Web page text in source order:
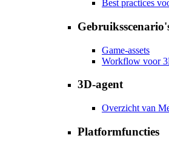
Best practices
Game-assets
Workflow voor
3D-agent
Overzicht van
Platformfuncties